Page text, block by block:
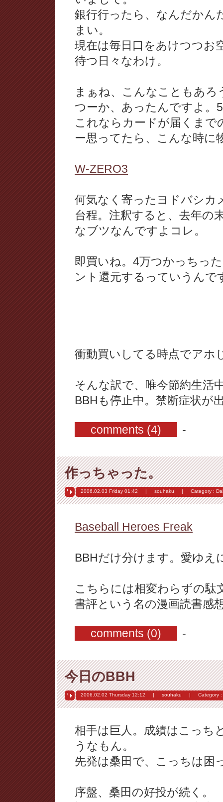
銀行行ったら、なんだかん
まい。
現在は毎日口をあけつつお
待つ日々なわけ。
まぁね、こんなこともあ
つーか、あったんですよ。
これならカードが届くまで
ー思ってたら、こんな時に
W-ZERO3
何気なく寄ったヨドバシカ
台程。注釈すると、去年の
なブツなんですよコレ。
即買いね。4万つかっちっ
ント還元するっていうん
衝動買いしてる時点でアホ
そんな訳で、唯今節約生活
BBHも停止中。禁断症状が
comments (4) -
作っちゃった。
2006.02.03 Friday 01:42 | souhaku | Category :
Baseball Heroes Freak
BBHだけ分けます。愛ゆえ
こちらには相変わらずの駄
書評という名の漫画読書感
comments (0) -
今日のBBH
2006.02.02 Thursday 12:12 | souhaku | Category :
相手は巨人。成績はこっち
うなもん。
先発は桑田で、こっちは困
序盤、桑田の好投が続く。